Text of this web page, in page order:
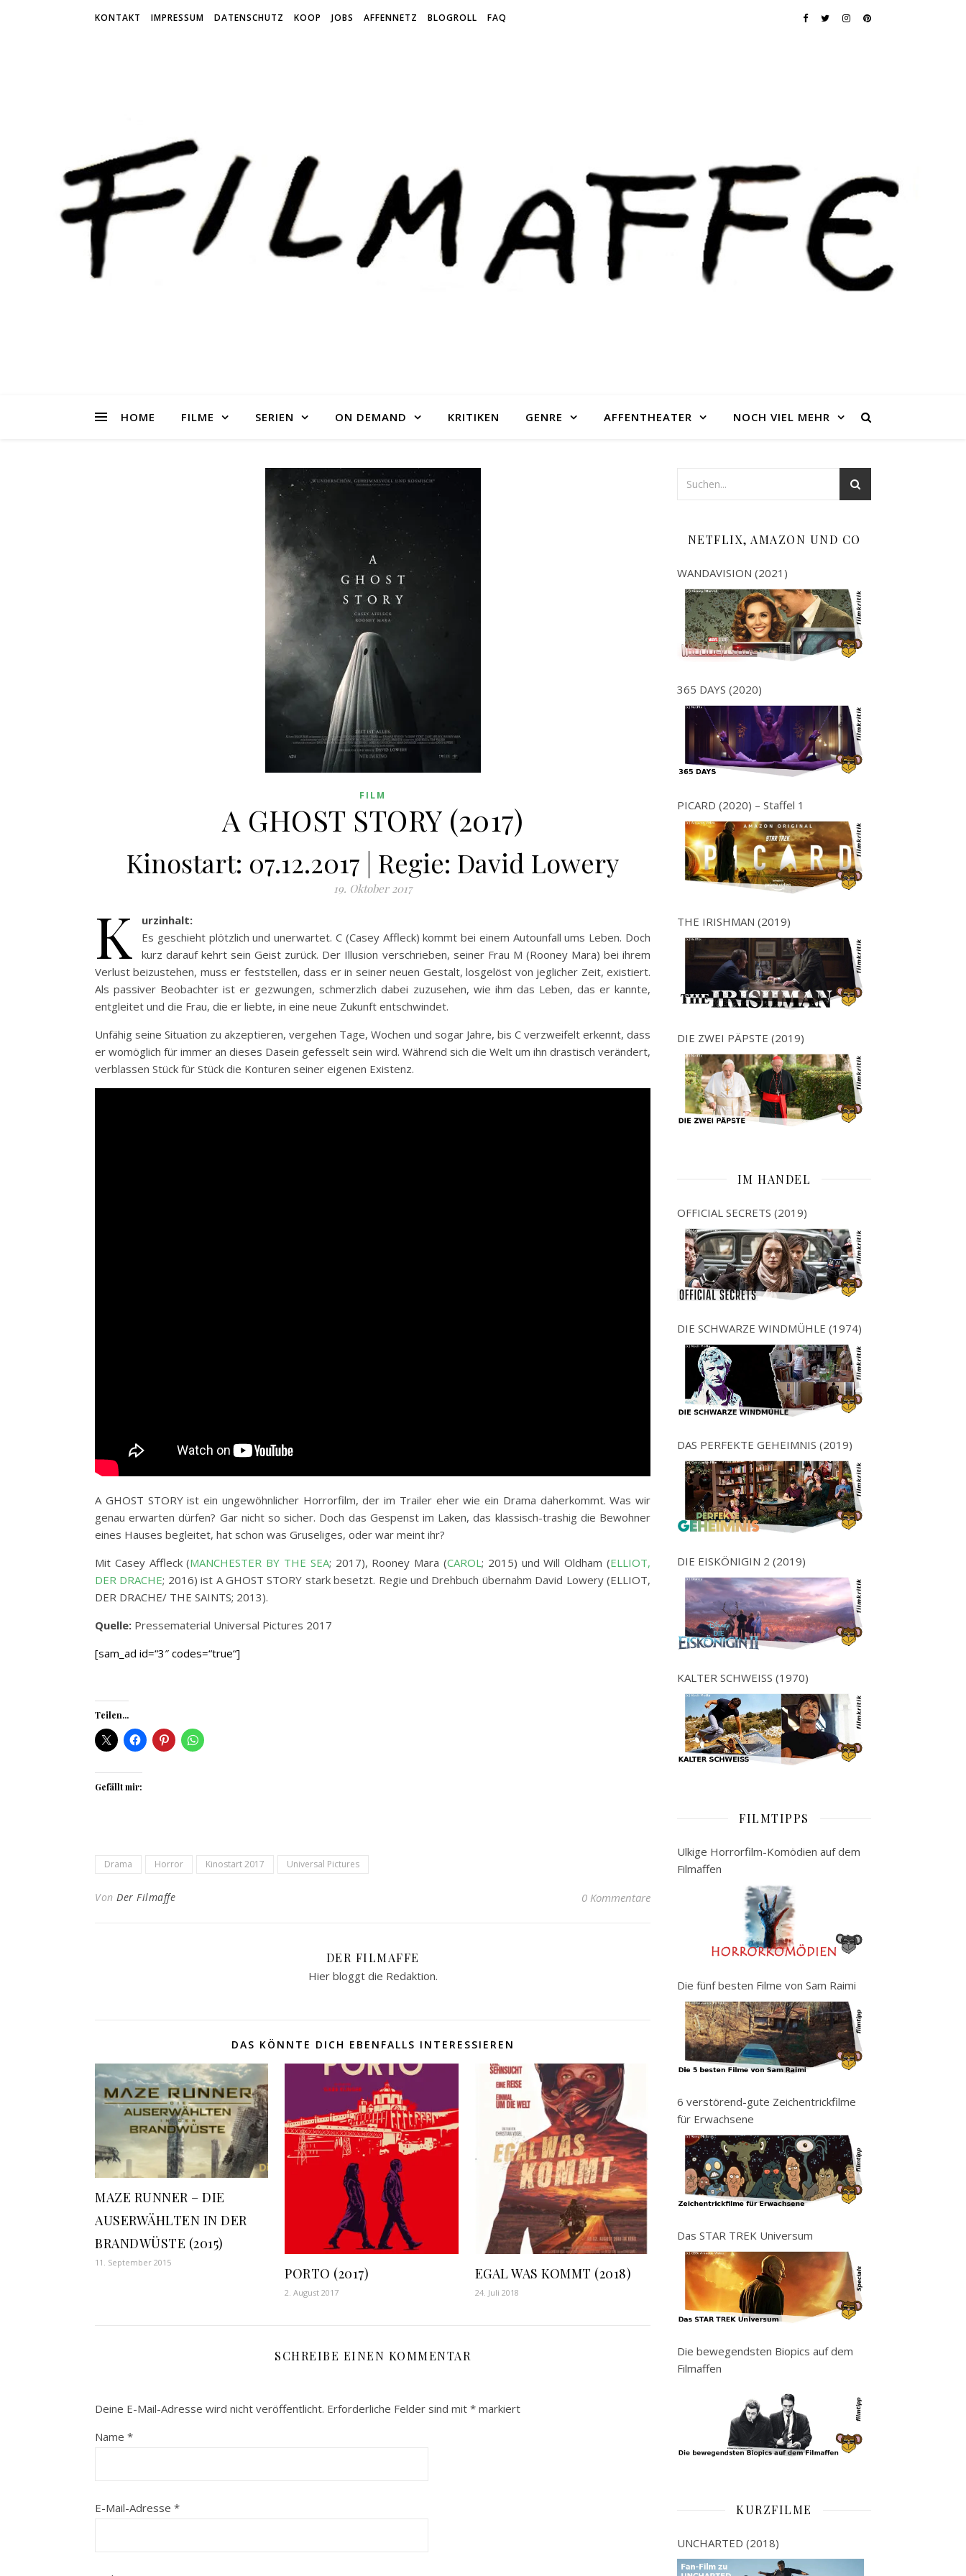
KONTAKT IMPRESSUM DATENSCHUTZ KOOP JOBS AFFENNETZ BLOGROLL FAQ
HOME FILME SERIEN ON DEMAND KRITIKEN GENRE AFFENTHEATER NOCH VIEL MEHR
FILM
A GHOST STORY (2017)
Kinostart: 07.12.2017 | Regie: David Lowery
19. Oktober 2017
K
urzinhalt:
Es geschieht plötzlich und unerwartet. C (Casey Affleck) kommt bei einem Autounfall ums Leben. Doch
kurz darauf kehrt sein Geist zurück. Der Illusion verschrieben, seiner Frau M (Rooney Mara) bei ihrem
Verlust beizustehen, muss er feststellen, dass er in seiner neuen Gestalt, losgelöst von jeglicher Zeit, existiert.
Als passiver Beobachter ist er gezwungen, schmerzlich dabei zuzusehen, wie ihm das Leben, das er kannte,
entgleitet und die Frau, die er liebte, in eine neue Zukunft entschwindet.
Unfähig seine Situation zu akzeptieren, vergehen Tage, Wochen und sogar Jahre, bis C verzweifelt erkennt, dass
er womöglich für immer an dieses Dasein gefesselt sein wird. Während sich die Welt um ihn drastisch verändert,
verblassen Stück für Stück die Konturen seiner eigenen Existenz.
A GHOST STORY ist ein ungewöhnlicher Horrorfilm, der im Trailer eher wie ein Drama daherkommt. Was wir
genau erwarten dürfen? Gar nicht so sicher. Doch das Gespenst im Laken, das klassisch-trashig die Bewohner
eines Hauses begleitet, hat schon was Gruseliges, oder war meint ihr?
Mit Casey Affleck (MANCHESTER BY THE SEA; 2017), Rooney Mara (CAROL; 2015) und Will Oldham (ELLIOT,
DER DRACHE; 2016) ist A GHOST STORY stark besetzt. Regie und Drehbuch übernahm David Lowery (ELLIOT,
DER DRACHE/ THE SAINTS; 2013).
Quelle: Pressematerial Universal Pictures 2017
[sam_ad id=“3″ codes=“true“]
Teilen...
Gefällt mir:
Drama Horror Kinostart 2017 Universal Pictures
Von Der Filmaffe 0 Kommentare
DER FILMAFFE
Hier bloggt die Redaktion.
DAS KÖNNTE DICH EBENFALLS INTERESSIEREN
MAZE RUNNER – DIE
AUSERWÄHLTEN IN DER
BRANDWÜSTE (2015)
11. September 2015
PORTO (2017)
2. August 2017
EGAL WAS KOMMT (2018)
24. Juli 2018
SCHREIBE EINEN KOMMENTAR
Deine E-Mail-Adresse wird nicht veröffentlicht. Erforderliche Felder sind mit * markiert
Name *
E-Mail-Adresse *
NETFLIX, AMAZON UND CO
WANDAVISION (2021)
365 DAYS (2020)
PICARD (2020) – Staffel 1
THE IRISHMAN (2019)
DIE ZWEI PÄPSTE (2019)
IM HANDEL
OFFICIAL SECRETS (2019)
DIE SCHWARZE WINDMÜHLE (1974)
DAS PERFEKTE GEHEIMNIS (2019)
DIE EISKÖNIGIN 2 (2019)
KALTER SCHWEISS (1970)
FILMTIPPS
Ulkige Horrorfilm-Komödien auf dem
Filmaffen
Die fünf besten Filme von Sam Raimi
6 verstörend-gute Zeichentrickfilme
für Erwachsene
Das STAR TREK Universum
Die bewegendsten Biopics auf dem
Filmaffen
KURZFILME
UNCHARTED (2018)